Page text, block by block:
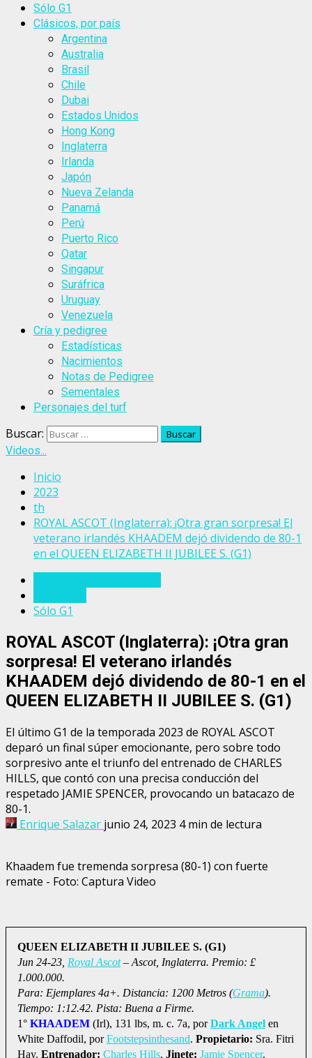
Sólo G1
Clásicos, por país
Argentina
Australia
Brasil
Chile
Dubai
Estados Unidos
Hong Kong
Inglaterra
Irlanda
Japón
Nueva Zelanda
Panamá
Perú
Puerto Rico
Qatar
Singapur
Suráfrica
Uruguay
Venezuela
Cría y pedigree
Estadísticas
Nacimientos
Notas de Pedigree
Sementales
Personajes del turf
Buscar:
Videos...
Inicio
2023
th
ROYAL ASCOT (Inglaterra): ¡Otra gran sorpresa! El
veterano irlandés KHAADEM dejó dividendo de 80-1
en el QUEEN ELIZABETH II JUBILEE S. (G1)
Sólo G1
ROYAL ASCOT (Inglaterra): ¡Otra gran
sorpresa! El veterano irlandés
KHAADEM dejó dividendo de 80-1 en el
QUEEN ELIZABETH II JUBILEE S. (G1)
El último G1 de la temporada 2023 de ROYAL ASCOT
deparó un final súper emocionante, pero sobre todo
sorpresivo ante el triunfo del entrenado de CHARLES
HILLS, que contó con una precisa conducción del
respetado JAMIE SPENCER, provocando un batacazo de
80-1.
Enrique Salazar junio 24, 2023 4 min de lectura
Khaadem fue tremenda sorpresa (80-1) con fuerte
remate - Foto: Captura Video
QUEEN ELIZABETH II JUBILEE S. (G1)
Jun 24-23, Royal Ascot– Ascot, Inglaterra. Premio: £
1.000.000.
Para: Ejemplares 4a+. Distancia: 1200 Metros (Grama).
Tiempo: 1:12.42. Pista: Buena a Firme.
1° KHAADEM (Irl), 131 lbs, m. c. 7a, porDark Angel en
White Daffodil, porFootstepsinthesand. Propietario: Sra. Fitri
Hay. Entrenador: Charles Hills. Jinete: Jamie Spencer.